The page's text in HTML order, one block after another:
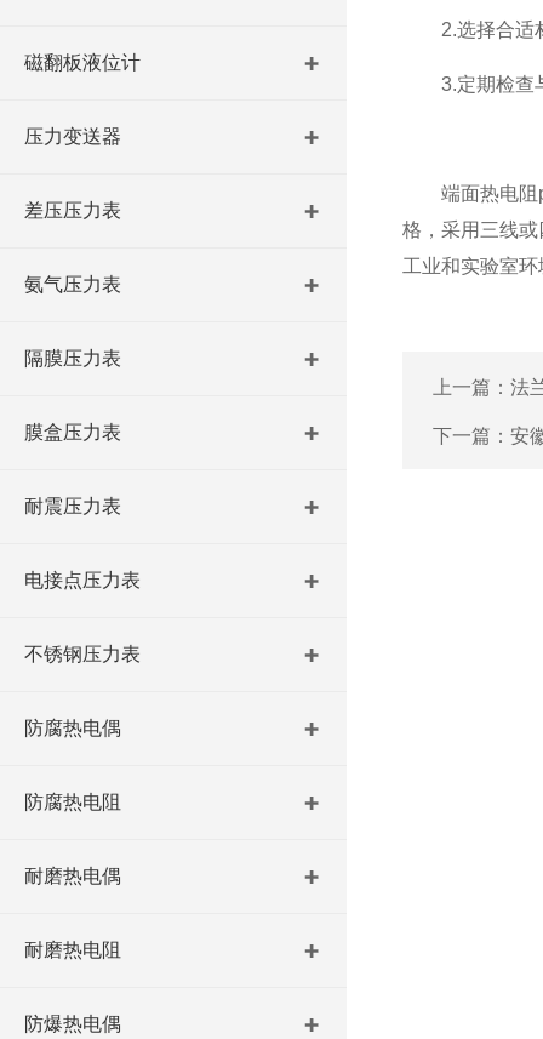
磁翻板液位计
压力变送器
差压压力表
氨气压力表
隔膜压力表
膜盒压力表
耐震压力表
电接点压力表
不锈钢压力表
防腐热电偶
防腐热电阻
耐磨热电偶
耐磨热电阻
防爆热电偶
2.选择合适材
3.定期检查与
端面热电阻
格，采用三线
工业和实验室
上一篇： 法
下一篇： 安